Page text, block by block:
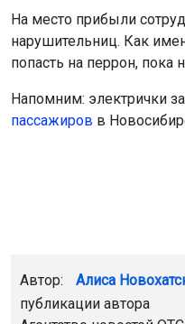
На место прибыли
нарушительниц. Как
попасть на перрон, пока
Напомним: электрички
пассажиров в
Автор: Алиса
публикации автора